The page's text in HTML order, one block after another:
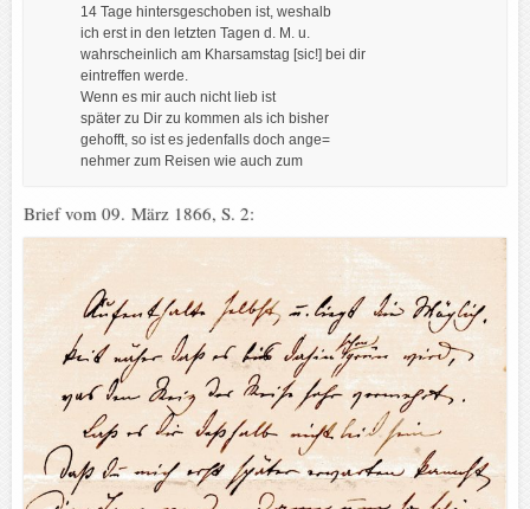
14 Tage hintersgeschoben ist, weshalb
ich erst in den letzten Tagen d. M. u.
wahrscheinlich am Kharsamstag [sic!] bei dir
eintreffen werde.
Wenn es mir auch nicht lieb ist
später zu Dir zu kommen als ich bisher
gehofft, so ist es jedenfalls doch ange=
nehmer zum Reisen wie auch zum
Brief vom 09. März 1866, S. 2: